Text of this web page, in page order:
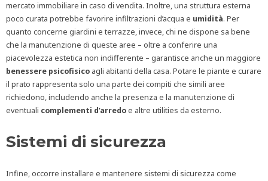
mercato immobiliare in caso di vendita. Inoltre, una struttura esterna
poco curata potrebbe favorire infiltrazioni d’acqua e umidità. Per
quanto concerne giardini e terrazze, invece, chi ne dispone sa bene
che la manutenzione di queste aree – oltre a conferire una
piacevolezza estetica non indifferente – garantisce anche un maggiore
benessere psicofisico agli abitanti della casa. Potare le piante e curare
il prato rappresenta solo una parte dei compiti che simili aree
richiedono, includendo anche la presenza e la manutenzione di
eventuali complementi d’arredoe altre utilities da esterno.
Sistemi di sicurezza
Infine, occorre installare e mantenere sistemi di sicurezza come